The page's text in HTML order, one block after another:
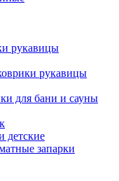
рукавицы
рукавицы
для бани и сауны
детские
запарки